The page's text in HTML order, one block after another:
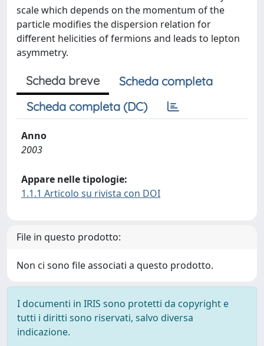
scale which depends on the momentum of the
particle modifies the dispersion relation for
different helicities of fermions and leads to lepton
asymmetry.
Scheda breve
Scheda completa
Scheda completa (DC)
Anno
2003
Appare nelle tipologie:
1.1.1 Articolo su rivista con DOI
File in questo prodotto:
Non ci sono file associati a questo prodotto.
I documenti in IRIS sono protetti da copyright e
tutti i diritti sono riservati, salvo diversa
indicazione.